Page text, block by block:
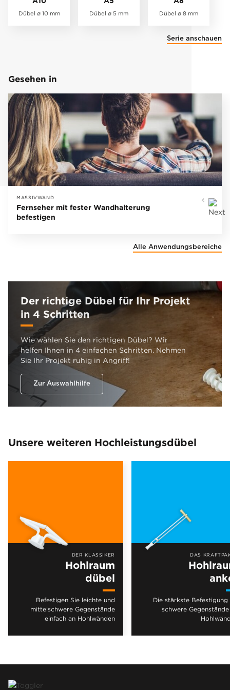
Dübel ø 10 mm Dübel ø 5 mm Dübel ø 8 mm
Serie anschauen
Gesehen in
MASSIVWAND
Fernseher mit fester Wandhalterung
befestigen
Alle Anwendungsbereiche
Der richtige Dübel für Ihr Projekt
in 4 Schritten
Wie wählen Sie den richtigen Dübel? Wir
helfen Ihnen in 4 einfachen Schritten. Nehmen
Sie Ihr Projekt ruhig in Angriff!
Zur Auswahlhilfe
Unsere weiteren Hochleistungsdübel
DER KLASSIKER
Hohlraum
dübel
Befestigen Sie leichte und
mittelschwere Gegenstände
einfach an Hohlwänden
DAS
Die stärkste Befestigung
schwere Gegenstände